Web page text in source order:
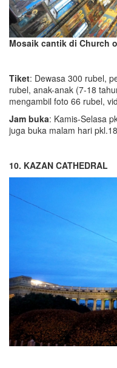
Mosaik cantik di Church
Tiket: Dewasa 300 rubel,
rubel, anak-anak (7-18
mengambil foto 66 rubel,
Jam buka: Kamis-Selasa
juga buka malam hari
10. KAZAN CATHEDRAL